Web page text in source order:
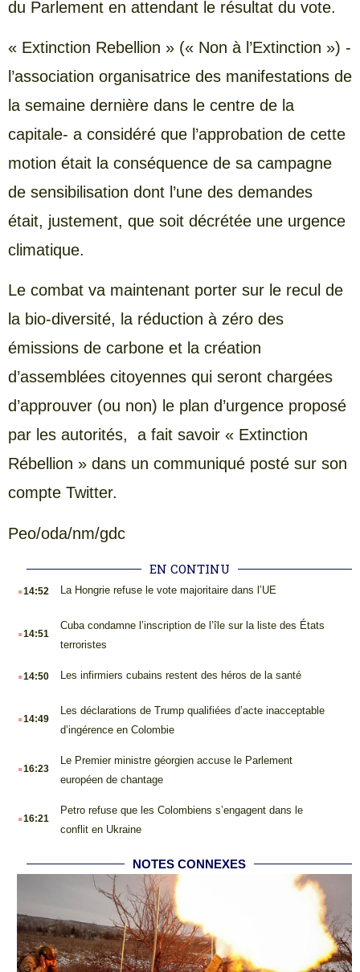
du Parlement en attendant le résultat du vote.
« Extinction Rebellion » (« Non à l’Extinction ») -
l’association organisatrice des manifestations de
la semaine dernière dans le centre de la
capitale- a considéré que l’approbation de cette
motion était la conséquence de sa campagne
de sensibilisation dont l’une des demandes
était, justement, que soit décrétée une urgence
climatique.
Le combat va maintenant porter sur le recul de
la bio-diversité, la réduction à zéro des
émissions de carbone et la création
d’assemblées citoyennes qui seront chargées
d’approuver (ou non) le plan d’urgence proposé
par les autorités, a fait savoir « Extinction
Rébellion » dans un communiqué posté sur son
compte Twitter.
Peo/oda/nm/gdc
EN CONTINU
.14:52 La Hongrie refuse le vote majoritaire dans l’UE
.14:51
Cuba condamne l’inscription de l’île sur la liste des États
terroristes
.14:50 Les infirmiers cubains restent des héros de la santé
.14:49
Les déclarations de Trump qualifiées d’acte inacceptable
d’ingérence en Colombie
.16:23
Le Premier ministre géorgien accuse le Parlement
européen de chantage
.16:21
Petro refuse que les Colombiens s’engagent dans le
conflit en Ukraine
NOTES CONNEXES